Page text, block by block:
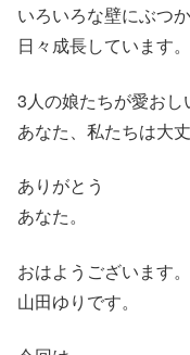
いろいろな壁にぶつ
日々成長しています。
3人の娘たちが愛おし
あなた、私たちは大丈
ありがとう
あなた。
おはようございます。
山田ゆりです。